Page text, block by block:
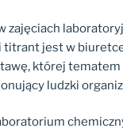
zajęciach
jest w
której
ludzki